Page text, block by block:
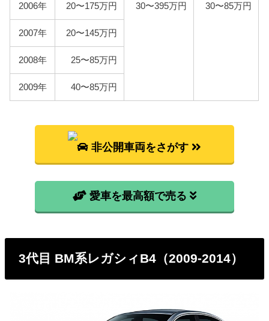
型式
30〜395万円 30〜85万円
2006年 20〜175万円
2007年 20〜145万円
2008年 25〜85万円
2009年 40〜85万円
非公開車両をさがす
愛車を最高額で売る
3代目 BM系レガシィB4（2009-2014）